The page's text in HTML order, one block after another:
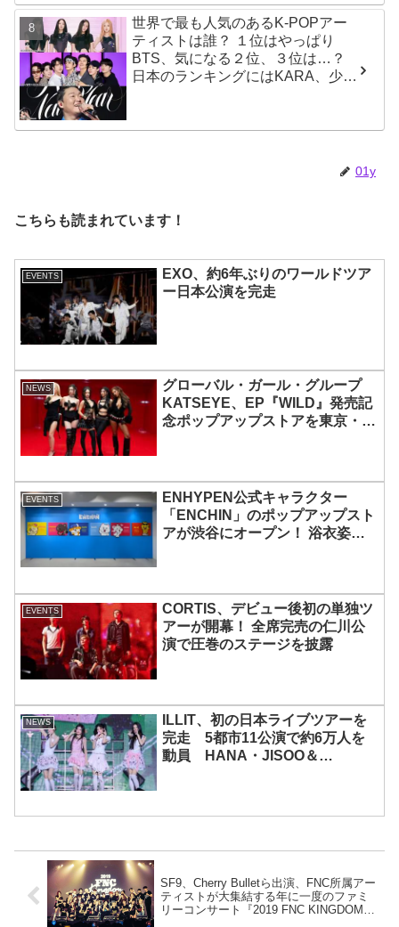
リア「芸能人たちが時間がないと
言っているのは全部嘘」
世界で最も人気のあるK-POPアー
ティストは誰？ １位はやっぱり
BTS、気になる２位、３位は…？
日本のランキングにはKARA、少女
01y
こちらも読まれています！
EVENTS
EXO、約6年ぶりのワールドツア
ー日本公演を完走
NEWS
グローバル・ガール・グループ
KATSEYE、EP『WILD』発売記
念ポップアップストアを東京・原
EVENTS
ENHYPEN公式キャラクター
「ENCHIN」のポップアップスト
アが渋谷にオープン！ 浴衣姿の
EVENTS
CORTIS、デビュー後初の単独ツ
アーが開幕！ 全席完売の仁川公
演で圧巻のステージを披露
NEWS
ILLIT、初の日本ライブツアーを
完走 5都市11公演で約6万人を
動員 HANA・JISOO＆
SF9、Cherry Bulletら出演、FNC所属アー
ティストが大集結する年に一度のファミ
リーコンサート『2019 FNC KINGDOM -